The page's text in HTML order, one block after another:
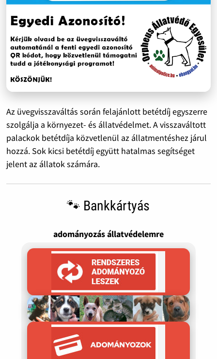
Az üvegvisszaváltás során felajánlott betétdíj egyszerre
szolgálja a környezet- és állatvédelmet. A visszaváltott
palackok betétdíja közvetlenül az állatmentéshez járul
hozzá. Sok kicsi betétdíj együtt hatalmas segítséget
jelent az állatok számára.
🐾 Bankkártyás
adományozás állatvédelemre